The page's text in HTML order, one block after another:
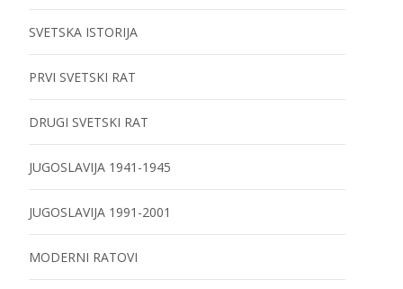
SVETSKA ISTORIJA
PRVI SVETSKI RAT
DRUGI SVETSKI RAT
JUGOSLAVIJA 1941-1945
JUGOSLAVIJA 1991-2001
MODERNI RATOVI